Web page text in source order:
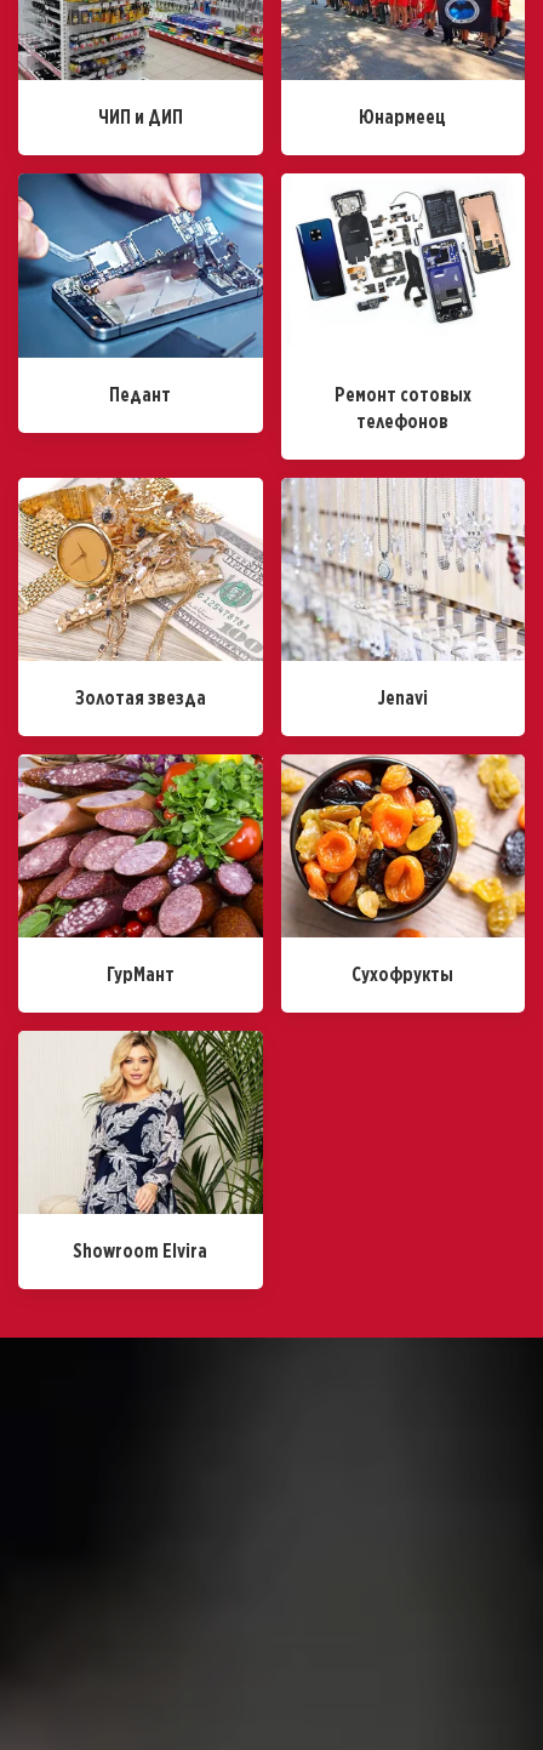
ЧИП и ДИП Юнармеец
Педант
Ремонт сотовых
телефонов
Золотая звезда Jenavi
ГурМант Сухофрукты
Showroom Elvira